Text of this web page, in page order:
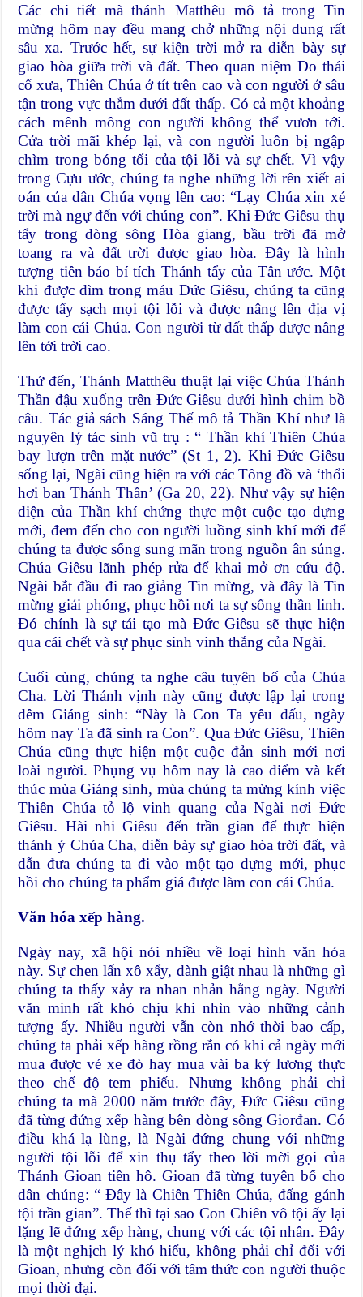
Các chi tiết mà thánh Matthêu mô tả trong Tin
mừng hôm nay đều mang chở những nội dung rất
sâu xa. Trước hết, sự kiện trời mở ra diễn bày sự
giao hòa giữa trời và đất. Theo quan niệm Do thái
cổ xưa, Thiên Chúa ở tít trên cao và con người ở sâu
tận trong vực thẳm dưới đất thấp. Có cả một khoảng
cách mênh mông con người không thể vươn tới.
Cửa trời mãi khép lại, và con người luôn bị ngập
chìm trong bóng tối của tội lỗi và sự chết. Vì vậy
trong Cựu ước, chúng ta nghe những lời rên xiết ai
oán của dân Chúa vọng lên cao: “Lạy Chúa xin xé
trời mà ngự đến với chúng con”. Khi Đức Giêsu thụ
tẩy trong dòng sông Hòa giang, bầu trời đã mở
toang ra và đất trời được giao hòa. Đây là hình
tượng tiên báo bí tích Thánh tẩy của Tân ước. Một
khi được dìm trong máu Đức Giêsu, chúng ta cũng
được tẩy sạch mọi tội lỗi và được nâng lên địa vị
làm con cái Chúa. Con người từ đất thấp được nâng
lên tới trời cao.
Thứ đến, Thánh Matthêu thuật lại việc Chúa Thánh
Thần đậu xuống trên Đức Giêsu dưới hình chim bồ
câu. Tác giả sách Sáng Thế mô tả Thần Khí như là
nguyên lý tác sinh vũ trụ : “ Thần khí Thiên Chúa
bay lượn trên mặt nước” (St 1, 2). Khi Đức Giêsu
sống lại, Ngài cũng hiện ra với các Tông đồ và ‘thổi
hơi ban Thánh Thần’ (Ga 20, 22). Như vậy sự hiện
diện của Thần khí chứng thực một cuộc tạo dựng
mới, đem đến cho con người luồng sinh khí mới để
chúng ta được sống sung mãn trong nguồn ân sủng.
Chúa Giêsu lãnh phép rửa để khai mở ơn cứu độ.
Ngài bắt đầu đi rao giảng Tin mừng, và đây là Tin
mừng giải phóng, phục hồi nơi ta sự sống thần linh.
Đó chính là sự tái tạo mà Đức Giêsu sẽ thực hiện
qua cái chết và sự phục sinh vinh thắng của Ngài.
Cuối cùng, chúng ta nghe câu tuyên bố của Chúa
Cha. Lời Thánh vịnh này cũng được lập lại trong
đêm Giáng sinh: “Này là Con Ta yêu dấu, ngày
hôm nay Ta đã sinh ra Con”. Qua Đức Giêsu, Thiên
Chúa cũng thực hiện một cuộc đản sinh mới nơi
loài người. Phụng vụ hôm nay là cao điểm và kết
thúc mùa Giáng sinh, mùa chúng ta mừng kính việc
Thiên Chúa tỏ lộ vinh quang của Ngài nơi Đức
Giêsu. Hài nhi Giêsu đến trần gian để thực hiện
thánh ý Chúa Cha, diễn bày sự giao hòa trời đất, và
dẫn đưa chúng ta đi vào một tạo dựng mới, phục
hồi cho chúng ta phẩm giá được làm con cái Chúa.
Văn hóa xếp hàng.
Ngày nay, xã hội nói nhiều về loại hình văn hóa
này. Sự chen lấn xô xẩy, dành giật nhau là những gì
chúng ta thấy xảy ra nhan nhản hằng ngày. Người
văn minh rất khó chịu khi nhìn vào những cảnh
tượng ấy. Nhiều người vẫn còn nhớ thời bao cấp,
chúng ta phải xếp hàng rồng rắn có khi cả ngày mới
mua được vé xe đò hay mua vài ba ký lương thực
theo chế độ tem phiếu. Nhưng không phải chỉ
chúng ta mà 2000 năm trước đây, Đức Giêsu cũng
đã từng đứng xếp hàng bên dòng sông Giorđan. Có
điều khá lạ lùng, là Ngài đứng chung với những
người tội lỗi để xin thụ tẩy theo lời mời gọi của
Thánh Gioan tiền hô. Gioan đã từng tuyên bố cho
dân chúng: “ Đây là Chiên Thiên Chúa, đấng gánh
tội trần gian”. Thế thì tại sao Con Chiên vô tội ấy lại
lặng lẽ đứng xếp hàng, chung với các tội nhân. Đây
là một nghịch lý khó hiểu, không phải chỉ đối với
Gioan, nhưng còn đối với tâm thức con người thuộc
mọi thời đại.